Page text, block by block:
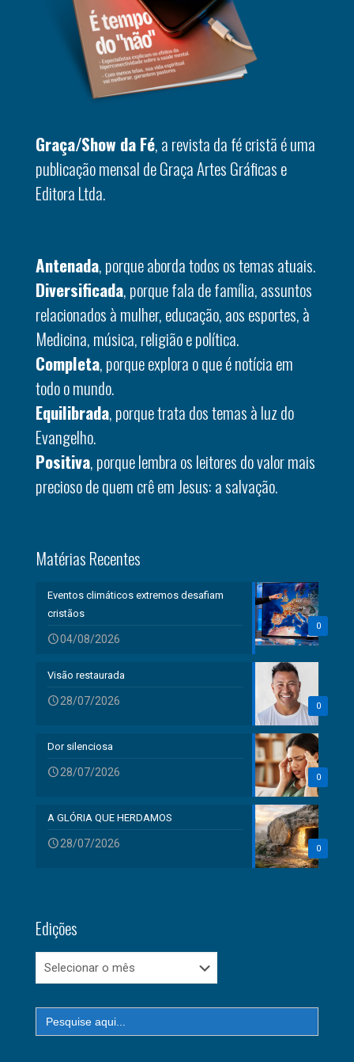
Graça/Show da Fé, a revista da fé cristã é uma
publicação mensal de Graça Artes Gráficas e
Editora Ltda.
Antenada, porque aborda todos os temas atuais.
Diversificada, porque fala de família, assuntos
relacionados à mulher, educação, aos esportes, à
Medicina, música, religião e política.
Completa, porque explora o que é notícia em
todo o mundo.
Equilibrada, porque trata dos temas à luz do
Evangelho.
Positiva, porque lembra os leitores do valor mais
precioso de quem crê em Jesus: a salvação.
Matérias Recentes
0
Eventos climáticos extremos desafiam
cristãos
04/08/2026
0
Visão restaurada
28/07/2026
0
Dor silenciosa
28/07/2026
0
A GLÓRIA QUE HERDAMOS
28/07/2026
Edições
Edições
Search
for: